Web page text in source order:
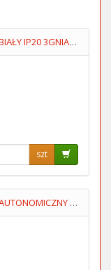
ROZDZIELACZ SIECIOWY P903W 16AA BIAŁY IP20 3GNIAZDA UZIOM
szt
CZUJNIK DYMU DSA002 BATERYJNY 9V,AUTONOMICZNY LUMIO